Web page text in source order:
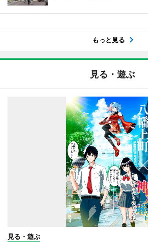
もっと見る
見る・遊ぶ
見る・遊ぶ